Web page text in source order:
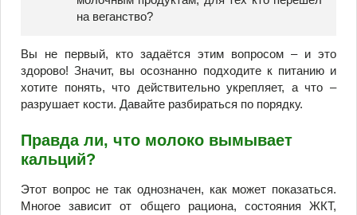
на веганство?
Вы не первый, кто задаётся этим вопросом – и это
здорово! Значит, вы осознанно подходите к питанию и
хотите понять, что действительно укрепляет, а что –
разрушает кости. Давайте разбираться по порядку.
Правда ли, что молоко вымывает
кальций?
Этот вопрос не так однозначен, как может показаться.
Многое зависит от общего рациона, состояния ЖКТ,